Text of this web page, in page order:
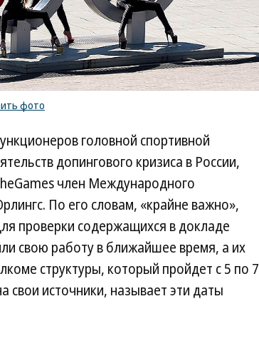
фото
головной спортивной
допингового кризиса в России,
член Международного
По его словам, «крайне важно»,
проверки содержащихся в докладе
свою работу в ближайшее время, а их
структуры, который пройдет с 5 по 7
свои источники, называет эти даты